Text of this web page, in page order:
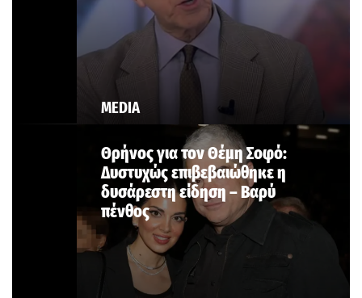
MEDIA
Θρήνος για τον Θέμη Σοφό:
Δυστυχώς επιβεβαιώθηκε η
δυσάρεστη είδηση – Βαρύ
πένθος